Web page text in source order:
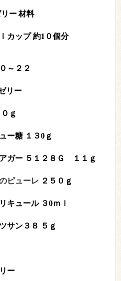
ー材料
ｌカップ 約1０個分
～２２
リー
ｇ
ー糖 １３0ｇ
ガー ５１２８Ｇ １１ｇ
ピューレ ２５０ｇ
キュール ３0ｍｌ
サン３８ ５ｇ
ー